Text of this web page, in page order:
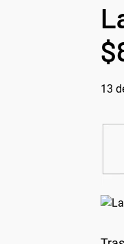
13